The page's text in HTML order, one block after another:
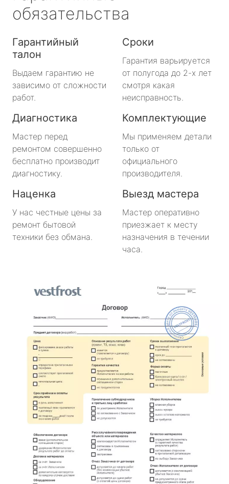
обязательства
Гарантийный
талон
Выдаем гарантию не
зависимо от сложности
работ.
Сроки
Гарантия варьируется
от полугода до 2-х лет
смотря какая
неисправность.
Диагностика
Мастер перед
ремонтом совершенно
бесплатно производит
диагностику.
Комплектующие
Мы применяем детали
только от
официального
производителя.
Наценка
У нас честные цены за
ремонт бытовой
техники без обмана.
Выезд мастера
Мастер оперативно
приезжает к месту
назначения в течении
часа.